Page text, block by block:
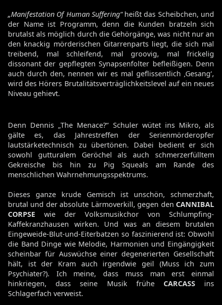
„Manifestation Of Human Suffering“heißt das Scheibchen, und
der Name ist Programm, denn die Kunden bratzeln sich
brutalst als möglich durch die Gehörgänge, was nicht nur an
den knackig mörderischen Gitarrenparts liegt, die sich mal
treibend, mal schleifend, mal groovig, mal frickelig
dissonant der gepflegten Synapsenfolter befleißigen. Denn
auch durch den, nennen wir es mal geflissentlich ‚Gesang‘,
wird des Hörers Brutalitätsverträglichkeitslevel auf ein neues
Niveau gehievt.
Denn Dennis „The Menace?“ Schuler wütet ins Mikro, als
gälte es, das Jahrestreffen der Serienmörderopfer
lautstärketechnisch zu übertönen. Dabei bedient er sich
sowohl gutturalem Geröchel als auch schmerzerfülltem
Gekreische bis hin zu Pig Squeals am Rande des
menschlichen Wahrnehmungsspektrums.
Dieses ganze krude Gemisch ist unschön, schmerzhaft,
brutal und der absolute Lärmoverkill, gegen den CANNIBAL
CORPSE wie der Volksmusikchor von Schlumpfing-
Kaffekranzhausen wirken. Und was an diesem brutalen
Eingeweide-Blut-und-Eiterbatzen so faszinierend ist: Obwohl
die Band Dinge wie Melodie, Harmonien und Eingängigkeit
scheinbar für Auswüchse einer degenerierten Gesellschaft
hält, ist der Kram auch irgendwie geil (Muss ich zum
Psychiater?). Ich meine, dass muss man erst einmal
hinkriegen, dass seine Musik frühe CARCASSins
Schlagerfach verweist.